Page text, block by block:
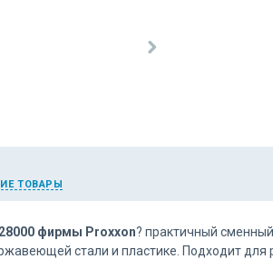
ТОВАРЫ
фирмы Proxxon? практичный
стали и пластике. Подходит для